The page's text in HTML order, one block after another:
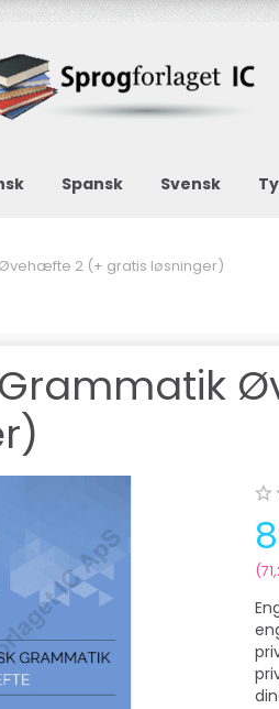
Spansk Svensk
2 (+ gratis løsninger)
Grammatik
(